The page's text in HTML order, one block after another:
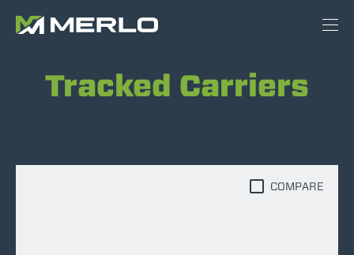
Tracked Carriers
COMPARE